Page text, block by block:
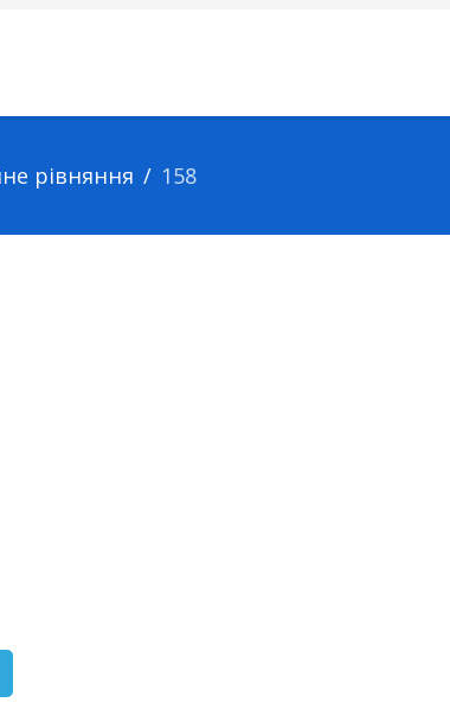
рівняння 158